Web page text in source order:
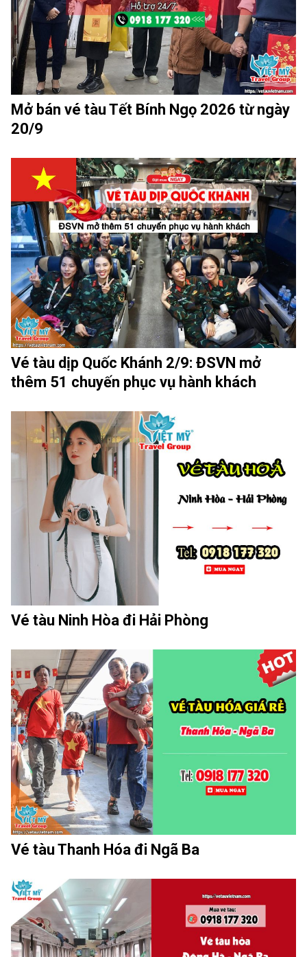
Mở bán vé tàu Tết Bính Ngọ 2026 từ ngày
20/9
Vé tàu dịp Quốc Khánh 2/9: ĐSVN mở
thêm 51 chuyến phục vụ hành khách
Vé tàu Ninh Hòa đi Hải Phòng
Vé tàu Thanh Hóa đi Ngã Ba